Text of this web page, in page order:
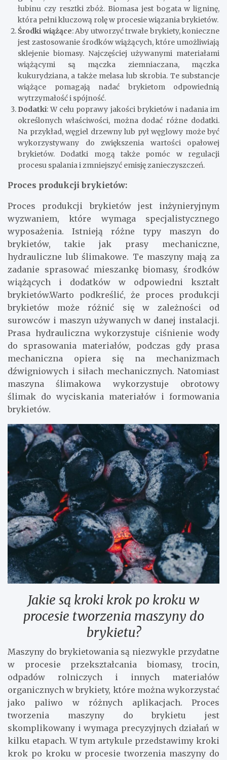
łubinu czy resztki zbóż. Biomasa jest bogata w ligninę,
która pełni kluczową rolę w procesie wiązania brykietów.
Środki wiążące: Aby utworzyć trwałe brykiety, konieczne
jest zastosowanie środków wiążących, które umożliwiają
sklejenie biomasy. Najczęściej używanymi materiałami
wiążącymi są mączka ziemniaczana, mączka
kukurydziana, a także melasa lub skrobia. Te substancje
wiążące pomagają nadać brykietom odpowiednią
wytrzymałość i spójność.
Dodatki: W celu poprawy jakości brykietów i nadania im
określonych właściwości, można dodać różne dodatki.
Na przykład, węgiel drzewny lub pył węglowy może być
wykorzystywany do zwiększenia wartości opałowej
brykietów. Dodatki mogą także pomóc w regulacji
procesu spalania i zmniejszyć emisję zanieczyszczeń.
Proces produkcji brykietów:
Proces produkcji brykietów jest inżynieryjnym
wyzwaniem, które wymaga specjalistycznego
wyposażenia. Istnieją różne typy maszyn do
brykietów, takie jak prasy mechaniczne,
hydrauliczne lub ślimakowe. Te maszyny mają za
zadanie sprasować mieszankę biomasy, środków
wiążących i dodatków w odpowiedni kształt
brykietów.Warto podkreślić, że proces produkcji
brykietów może różnić się w zależności od
surowców i maszyn używanych w danej instalacji.
Prasa hydrauliczna wykorzystuje ciśnienie wody
do sprasowania materiałów, podczas gdy prasa
mechaniczna opiera się na mechanizmach
dźwigniowych i siłach mechanicznych. Natomiast
maszyna ślimakowa wykorzystuje obrotowy
ślimak do wyciskania materiałów i formowania
brykietów.
Jakie są kroki krok po kroku w
procesie tworzenia maszyny do
brykietu?
Maszyny do brykietowania są niezwykle przydatne
w procesie przekształcania biomasy, trocin,
odpadów rolniczych i innych materiałów
organicznych w brykiety, które można wykorzystać
jako paliwo w różnych aplikacjach. Proces
tworzenia maszyny do brykietu jest
skomplikowany i wymaga precyzyjnych działań w
kilku etapach. W tym artykule przedstawimy kroki
krok po kroku w procesie tworzenia maszyny do